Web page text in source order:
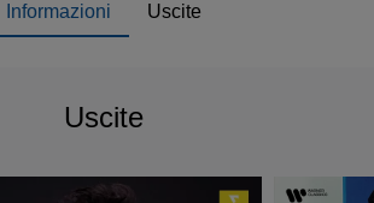
Informazioni Uscite
Uscite